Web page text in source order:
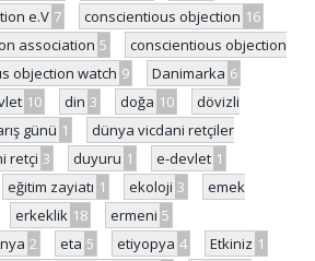
e.V 7 conscientious objection 16
association 5
conscientious objection
objection watch 9 Danimarka 6
10 din 3 doğa 10
dövizli
günü 1
dünya vicdani retçiler
retçi 3 duyuru 1 e-devlet 1
eğitim zayiatı 1 ekoloji 3
emek
erkeklik 18 ermeni 5
2 eta 5 etiyopya 4 Etkiniz 1